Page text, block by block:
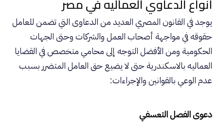
أنواع الدعاوي العماليه في مصر
يوجد في القانون المصري العديد من الدعاوى التي تضمن للعامل
حقوقه في مواجهة أصحاب العمل والشركات وحتى الجهات
الحكومية ومن الأفضل التوجه إلى محامي متخصص في القضايا
العماليه بالاسكندرية حتى لا يضيع حق العامل المتضرر بسبب
عدم الوعي بالقوانين والإجراءات:
دعوى الفصل التعسفي